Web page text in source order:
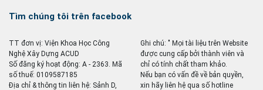
Tìm chúng tôi trên facebook
TT đơn vị: Viện Khoa Học Công
Nghệ Xây Dựng ACUD
Số đăng ký hoạt động: A - 2363. Mã
số thuế: 0109587185
Địa chỉ & thông tin liên hệ: Sảnh D,
Ghi chú: " Mọi tài liệu trên Website
được cung cấp bởi thành viên và
chỉ có tính chất tham khảo.
Nếu bạn có vấn đề về bản quyền,
xin hãy liên hệ qua số hotline